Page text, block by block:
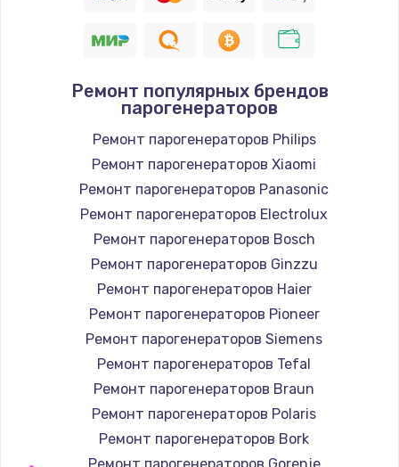
1400 руб.
Заказать
Замена / ремонт электронного модуля
Заказать
Заказать
Замена платы сенсора
Заказать
Ремонт популярных брендов
парогенераторов
Ремонт парогенераторов Philips
Ремонт парогенераторов Xiaomi
Ремонт парогенераторов Panasonic
Ремонт парогенераторов Electrolux
Ремонт парогенераторов Bosch
Ремонт парогенераторов Ginzzu
Ремонт парогенераторов Haier
Ремонт парогенераторов Pioneer
Ремонт парогенераторов Siemens
Ремонт парогенераторов Tefal
Ремонт парогенераторов Braun
Ремонт парогенераторов Polaris
Ремонт парогенераторов Bork
Ремонт парогенераторов Gorenje